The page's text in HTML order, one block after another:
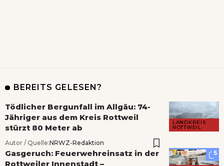
BEREITS GELESEN?
LANDKREIS
ROTTWEIL
Tödlicher Bergunfall im Allgäu: 74-
Jähriger aus dem Kreis Rottweil
stürzt 80 Meter ab
Autor / Quelle:NRWZ-Redaktion
5
Gasgeruch: Feuerwehreinsatz in der
Rottweiler Innenstadt –